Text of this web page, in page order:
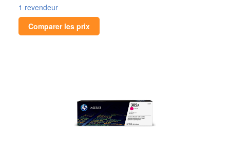
1 revendeur
Comparer les prix